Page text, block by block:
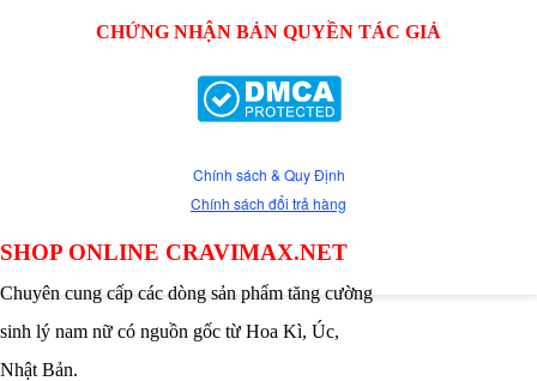
CHỨNG NHẬN BẢN QUYỀN TÁC GIẢ
Chính sách & Quy Định
Chính sách đổi trả hàng
SHOP ONLINE CRAVIMAX.NET
Chuyên cung cấp các dòng sản phẩm tăng cường
sinh lý nam nữ có nguồn gốc từ Hoa Kì, Úc,
Nhật Bản.